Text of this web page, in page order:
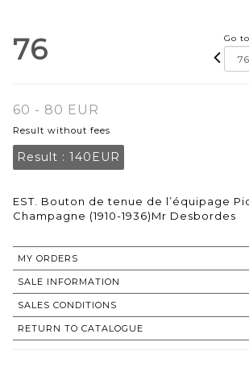
76 Go
60 - 80 EUR
Result without fees
Result : 140EUR
EST. Bouton de tenue de l’équipage
Champagne (1910-1936)Mr Desbordes
MY ORDERS
SALE INFORMATION
SALES CONDITIONS
RETURN TO CATALOGUE